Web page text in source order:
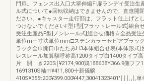
門扉。フェンス出入口大翠伸縮Fl扉ランデイ受注生
ル式について●回転収納はできませんので、直進開
ださい。●キャスター走行部は、フラット仕上げと
つけないでくださいF型F型[フラットレール式]組台
受注生産品F型[ノンレール式]組台せ価格☆全品受注
単位mm寸法単位mm□ステンカラーセピアブラッ
ラック全巾開口巾たたみH3本体組合せ表(本体形式)
レスレール加算額呼称高1200タイプ白1400タイプ
片 開 き220S￨¥2174,900鶏188638Y366.9側フフ1
1691310S軸m¥411,800十新儀醸
410S¥355t200¥399.000¥447,30041323401'￨￨￨,,￨,単